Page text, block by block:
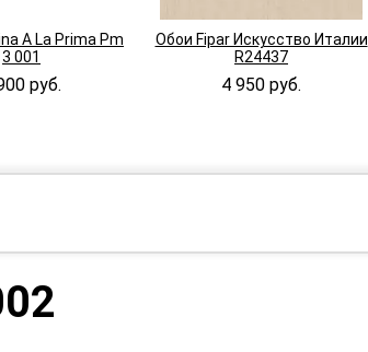
A La Prima Pm
3 001
руб.
Обои Fipar Искусство Италии
R24437
4 950 руб.